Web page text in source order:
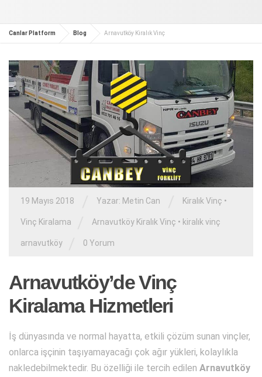
Canlar Platform Blog Arnavutköy Kiralık Vinç
19 Mayıs 2018 Yazar: Metin Can Kiralık Vinç •
Vinç Kiralama Arnavutköy Kiralık Vinç • kiralık vinç
arnavutköy 0 Yorum
Arnavutköy’de Vinç
Kiralama Hizmetleri
İş dünyasında ve normal hayatta, etkili çözüm sunan vinçler,
onlarca işçinin taşıyamayacağı çok ağır yükleri, kolaylıkla
nakledebilmektedir. Bu özelliği ile tercih edilen Arnavutköy